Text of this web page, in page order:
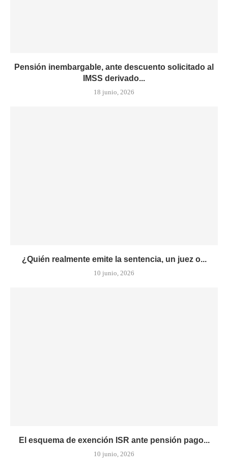
Pensión inembargable, ante descuento solicitado al
IMSS derivado...
18 junio, 2026
¿Quién realmente emite la sentencia, un juez o...
10 junio, 2026
El esquema de exención ISR ante pensión pago...
10 junio, 2026